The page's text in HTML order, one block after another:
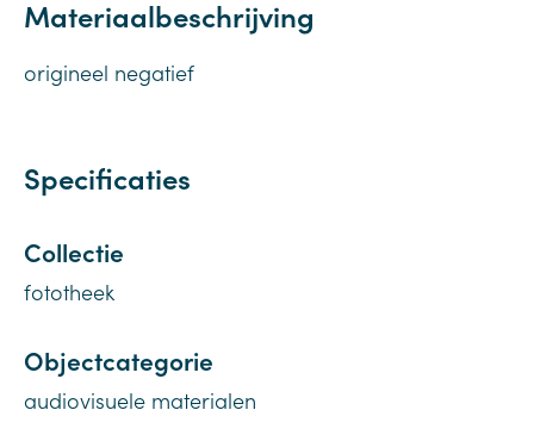
Materiaalbeschrijving
origineel negatief
Specificaties
Collectie
fototheek
Objectcategorie
audiovisuele materialen